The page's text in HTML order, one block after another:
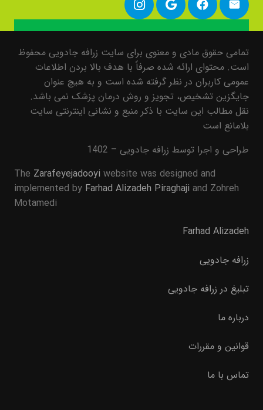
تمامی حقوق مادی و معنوی برای سایت زرافه جادویی محفوظ
است. محتوای ارائه شده صرفاً با هدف بالا بردن اطلاعات
عمومی کاربران در نظر گرفته شده است و به هیچ عنوان
جایگزین تشخیص، تجویز و روش درمان پزشک نمی باشد.
نقل مطالب این سایت با ذکر منبع و نشانی اینترنتی سایت
بلامانع است
طراحی و اجرا توسط زرافه جادویی – 1402
The Zarafeyejadooyi website was designed and
implemented by Farhad Alizadeh Piraghaji and Zohreh
Motamedi
Farhad Alizadeh
زرافه جادویی
تبلیغ در زرافه جادویی
درباره ما
قوانین و مقررات
تماس با ما